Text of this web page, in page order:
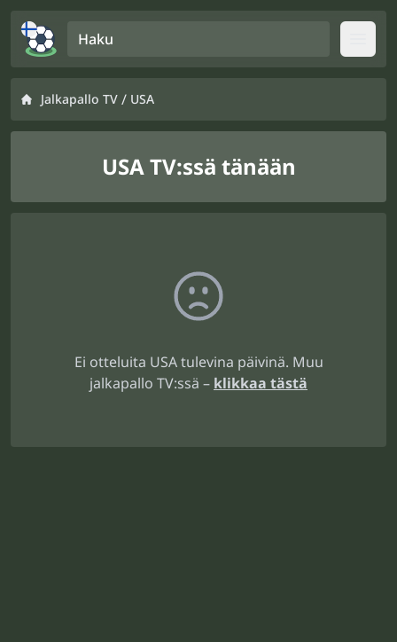
Jalkapallo TV / USA
USA TV:ssä tänään
Ei otteluita USA tulevina päivinä. Muu
jalkapallo TV:ssä – klikkaa tästä